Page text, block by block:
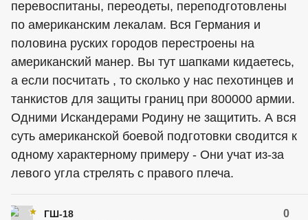
перевоспитаны, переодеты, переподготовлены
по американским лекалам. Вся Германия и
половина руских городов перестроены на
американский манер. Вы тут шапками кидаетесь,
а если посчитать , то сколько у нас пехотинцев и
танкистов для защиты границ при 800000 армии.
Одними Искандерами Родину не защитить. А вся
суть американской боевой подготовки сводится к
одному характерному примеру - Они учат из-за
левого угла стрелять с правого плеча.
ГШ-18 0